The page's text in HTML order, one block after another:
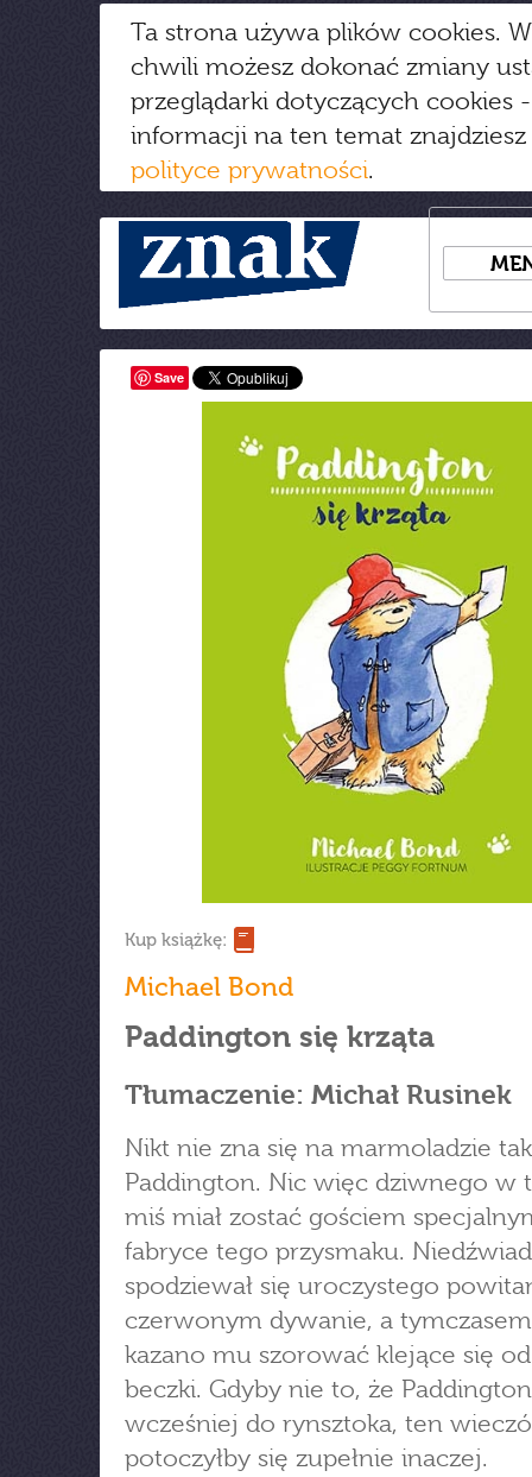
Ta strona używa plików cookies.
chwili możesz dokonać zmiany
przeglądarki dotyczących cookies
informacji na ten temat
polityce prywatności.
Save
Kup książkę:
Michael Bond
Paddington się krząta
Tłumaczenie: Michał Rusinek
Nikt nie zna się na marmoladzie
Paddington. Nic więc dziwnego w
miś miał zostać gościem
fabryce tego przysmaku.
spodziewał się uroczystego
czerwonym dywanie, a
kazano mu szorować klejące się
beczki. Gdyby nie to, że
wcześniej do rynsztoka, ten
potoczyłby się zupełnie inaczej.